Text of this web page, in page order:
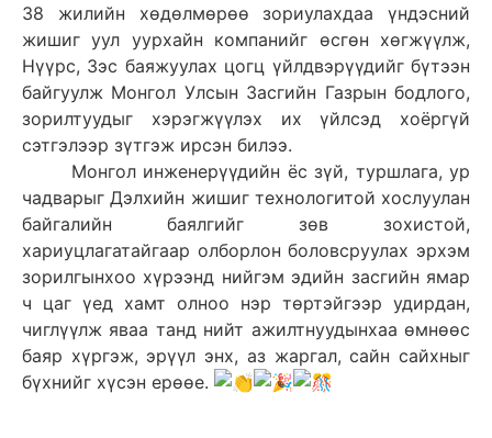
38 жилийн хөдөлмөрөө зориулахдаа үндэсний
жишиг уул уурхайн компанийг өсгөн хөгжүүлж,
Нүүрс, Зэс баяжуулах цогц үйлдвэрүүдийг бүтээн
байгуулж Монгол Улсын Засгийн Газрын бодлого,
зорилтуудыг хэрэгжүүлэх их үйлсэд хоёргүй
сэтгэлээр зүтгэж ирсэн билээ.
Монгол инженерүүдийн ёс зүй, туршлага, ур
чадварыг Дэлхийн жишиг технологитой хослуулан
байгалийн баялгийг зөв зохистой,
хариуцлагатайгаар олборлон боловсруулах эрхэм
зорилгынхоо хүрээнд нийгэм эдийн засгийн ямар
ч цаг үед хамт олноо нэр төртэйгээр удирдан,
чиглүүлж яваа танд нийт ажилтнуудынхаа өмнөөс
баяр хүргэж, эрүүл энх, аз жаргал, сайн сайхныг
бүхнийг хүсэн ерөөе.